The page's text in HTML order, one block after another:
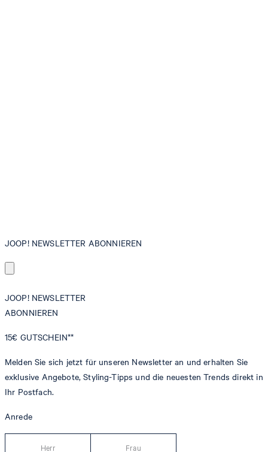
JOOP! NEWSLETTER ABONNIEREN
JOOP! NEWSLETTER
ABONNIEREN
15€ GUTSCHEIN**
Melden Sie sich jetzt für unseren Newsletter an und erhalten Sie
exklusive Angebote, Styling-Tipps und die neuesten Trends direkt in
Ihr Postfach.
Anrede
Herr Frau